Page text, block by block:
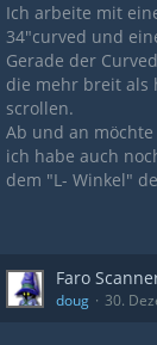
Ich arbeite mit
34"curved und
Gerade der
die mehr breit als
scrollen.
Ab und an
ich habe auch
dem "L- Winkel"
Faro
doug 30.